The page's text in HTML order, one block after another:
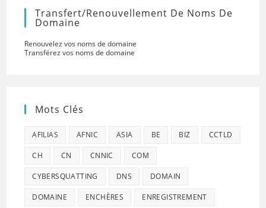
Transfert/renouvellement De Noms De
Domaine
Renouvelez vos noms de domaine
Transférez vos noms de domaine
Mots Clés
AFILIAS AFNIC ASIA BE BIZ CCTLD
CH CN CNNIC COM
CYBERSQUATTING DNS DOMAIN
DOMAINE ENCHÈRES ENREGISTREMENT